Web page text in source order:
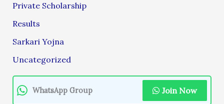
Private Scholarship
Results
Sarkari Yojna
Uncategorized
WhatsApp Group Join Now